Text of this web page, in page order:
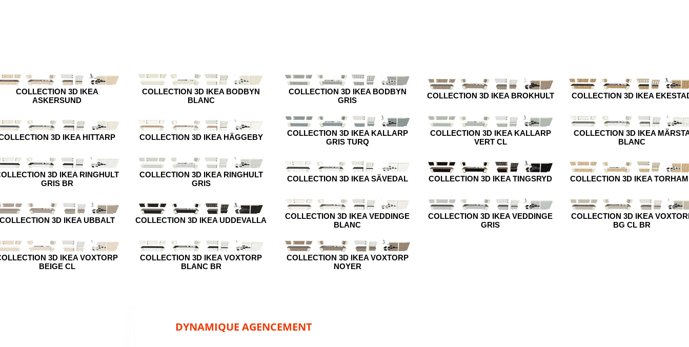
COLLECTION 3D IKEA
ASKERSUND
COLLECTION 3D IKEA BODBYN
BLANC
COLLECTION 3D IKEA BODBYN
GRIS
COLLECTION 3D IKEA BROKHULT COLLECTION 3D IKEA
3D IKEA HITTARP COLLECTION 3D IKEA HÄGGEBY
COLLECTION 3D IKEA KALLARP
GRIS TURQ
COLLECTION 3D IKEA KALLARP
VERT CL
COLLECTION 3D IKEA
BLANC
3D IKEA RINGHULT
GRIS BR
COLLECTION 3D IKEA RINGHULT
GRIS
COLLECTION 3D IKEA SÄVEDAL COLLECTION 3D IKEA TINGSRYD COLLECTION 3D IKEA
3D IKEA UBBALT COLLECTION 3D IKEA UDDEVALLA
COLLECTION 3D IKEA VEDDINGE
BLANC
COLLECTION 3D IKEA VEDDINGE
GRIS
COLLECTION 3D IKEA
BG CL BR
3D IKEA VOXTORP
BEIGE CL
COLLECTION 3D IKEA VOXTORP
BLANC BR
COLLECTION 3D IKEA VOXTORP
NOYER
DYNAMIQUE AGENCEMENT